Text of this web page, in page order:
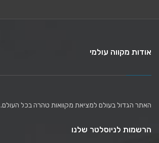
אודות מקווה עולמי
האתר הגדול בעולם למציאת מקוואות טהרה בכל העולם.
הרשמות לניוסלטר שלנו